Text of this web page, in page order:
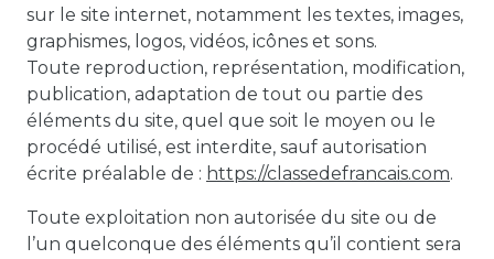
sur le site internet, notamment les textes, images,
graphismes, logos, vidéos, icônes et sons.
Toute reproduction, représentation, modification,
publication, adaptation de tout ou partie des
éléments du site, quel que soit le moyen ou le
procédé utilisé, est interdite, sauf autorisation
écrite préalable de : https://classedefrancais.com.
Toute exploitation non autorisée du site ou de
l’un quelconque des éléments qu’il contient sera